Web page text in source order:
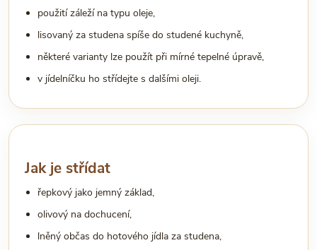
použití záleží na typu oleje,
lisovaný za studena spíše do studené kuchyně,
některé varianty lze použít při mírné tepelné úpravě,
v jídelníčku ho střídejte s dalšími oleji.
Jak je střídat
řepkový jako jemný základ,
olivový na dochucení,
lněný občas do hotového jídla za studena,